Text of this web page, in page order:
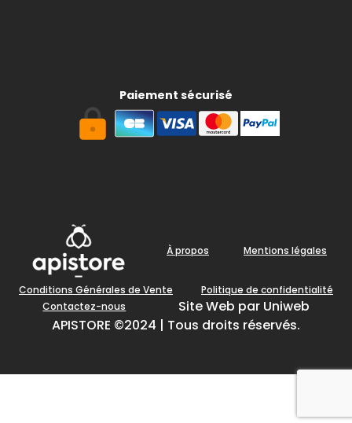
Paiement sécurisé
À propos Mentions légales
Conditions Générales de Vente
Politique de confidentialité
Contactez-nous
Site Web par Uniweb
APISTORE ©2024 | Tous droits réservés.